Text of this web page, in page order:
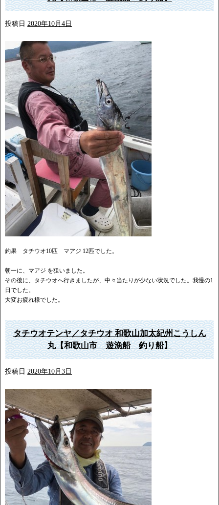
投稿日 2020年10月4日
釣果 タチウオ10匹 マアジ 12匹でした。
朝一に、マアジ を狙いました。
その後に、タチウオへ行きましたが、中々当たりが少ない状況でした。我慢の1
日でした。
大変お疲れ様でした。
タチウオテンヤ／タチウオ 和歌山加太紀州こうしん
丸【和歌山市 遊漁船 釣り船】
投稿日 2020年10月3日